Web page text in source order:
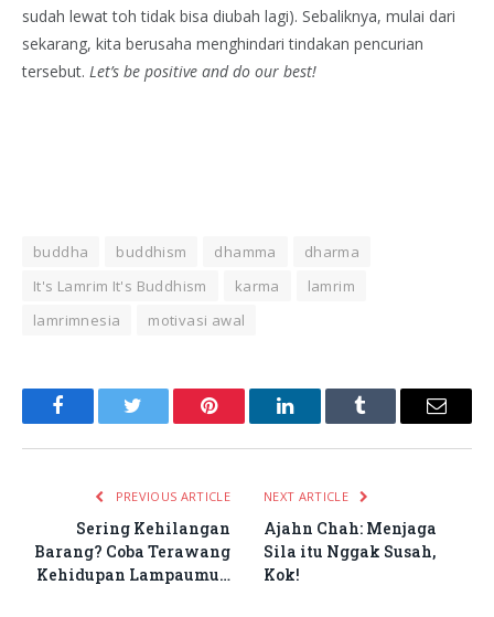
sudah lewat toh tidak bisa diubah lagi). Sebaliknya, mulai dari
sekarang, kita berusaha menghindari tindakan pencurian
tersebut. Let’s be positive and do our best!
buddha buddhism dhamma
dharma
It's Lamrim It's Buddhism
karma
lamrim
lamrimnesia
motivasi awal
FacebookTwitter Pinterest LinkedInTumblr Email
PREVIOUS ARTICLE
Sering Kehilangan
Barang? Coba Terawang
Kehidupan Lampaumu…
NEXT ARTICLE
Ajahn Chah: Menjaga
Sila itu Nggak Susah,
Kok!